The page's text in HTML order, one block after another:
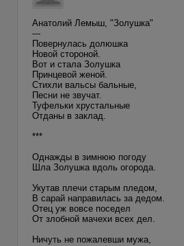
Анатолий Лемыш, "Золушка"
---
Повернулась долюшка
Новой стороной.
Вот и стала Золушка
Принцевой женой.
Стихли вальсы бальные,
Песни не звучат.
Туфельки хрустальные
Отданы в заклад.
***
Однажды в зимнюю погоду
Шла Золушка вдоль огорода.
Укутав плечи старым пледом,
В сарай направилась за дедом.
Отец уж вовсе поседел
От злобной мачехи всех дел.
Ничуть не пожалевши мужа,